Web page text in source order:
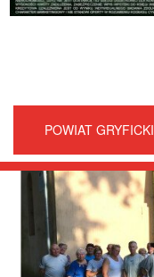
POWIAT GRYFICKI